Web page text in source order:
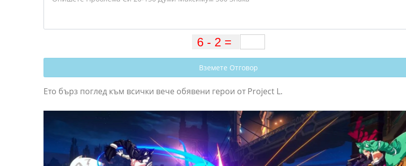
Вземете Отговор
Ето бърз поглед към всички вече обявени герои от Project L.